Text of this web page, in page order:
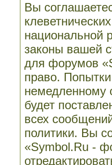
Вы
национальной
законы вашей
для форумов
право.
немедленному
будет
всех
политики. Вы
«Symbol.Ru -